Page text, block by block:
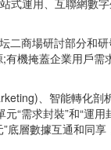
式運用、互聯網數
二商場研討部分和
機掩蓋企業用戶
、智能轉化
“需求封裝”和“運用
層數據互通和同